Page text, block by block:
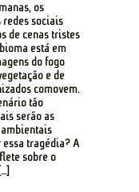
os
sociais
de cenas tristes
está em
do fogo
e de
comovem.
tão
serão as
essa tragédia? A
sobre o